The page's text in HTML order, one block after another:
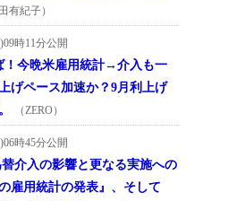
有紀子）
時11分公開
！今晩米雇用統計→介入も一
げペース加速か？9月利上げ
（ZERO）
時45分公開
介入の影響と更なる実施への
雇用統計の発表』、そして